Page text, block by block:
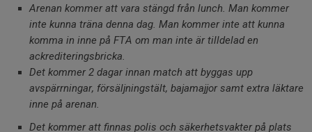
Arenan kommer att vara stängd från lunch. Man kommer
inte kunna träna denna dag. Man kommer inte att kunna
komma in inne på FTA om man inte är tilldelad en
ackrediteringsbricka.
Det kommer 2 dagar innan match att byggas upp
avspärrningar, försäljningstält, bajamajjor samt extra läktare
inne på arenan.
Det kommer att finnas polis och säkerhetsvakter på plats